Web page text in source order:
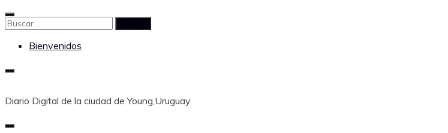
Saltar
al
Buscar:
Bienvenidos
Diario Digital de la ciudad de Young,Uruguay